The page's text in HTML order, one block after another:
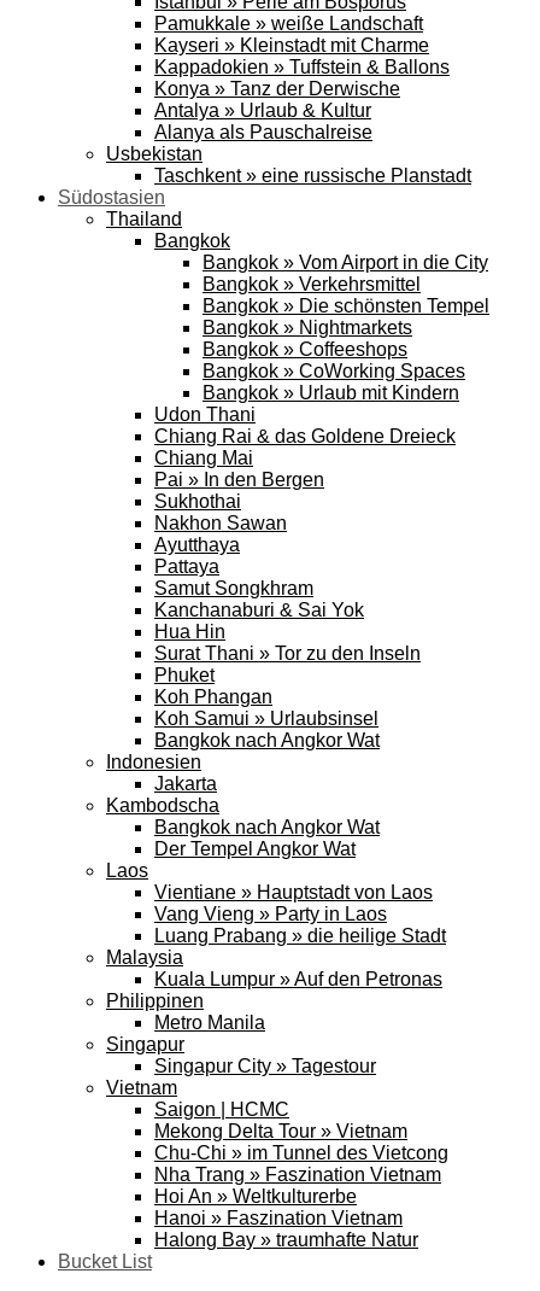
Pamukkale » weiße Landschaft
Kayseri » Kleinstadt mit Charme
Kappadokien » Tuffstein & Ballons
Konya » Tanz der Derwische
Antalya » Urlaub & Kultur
Alanya als Pauschalreise
Usbekistan
Taschkent » eine russische Planstadt
Südostasien
Thailand
Bangkok
Bangkok » Vom Airport in die City
Bangkok » Verkehrsmittel
Bangkok » Die schönsten Tempel
Bangkok » Nightmarkets
Bangkok » Coffeeshops
Bangkok » CoWorking Spaces
Bangkok » Urlaub mit Kindern
Udon Thani
Chiang Rai & das Goldene Dreieck
Chiang Mai
Pai » In den Bergen
Sukhothai
Nakhon Sawan
Ayutthaya
Pattaya
Samut Songkhram
Kanchanaburi & Sai Yok
Hua Hin
Surat Thani » Tor zu den Inseln
Phuket
Koh Phangan
Koh Samui » Urlaubsinsel
Bangkok nach Angkor Wat
Indonesien
Jakarta
Kambodscha
Bangkok nach Angkor Wat
Der Tempel Angkor Wat
Laos
Vientiane » Hauptstadt von Laos
Vang Vieng » Party in Laos
Luang Prabang » die heilige Stadt
Malaysia
Kuala Lumpur » Auf den Petronas
Philippinen
Metro Manila
Singapur
Singapur City » Tagestour
Vietnam
Saigon | HCMC
Mekong Delta Tour » Vietnam
Chu-Chi » im Tunnel des Vietcong
Nha Trang » Faszination Vietnam
Hoi An » Weltkulturerbe
Hanoi » Faszination Vietnam
Halong Bay » traumhafte Natur
Bucket List